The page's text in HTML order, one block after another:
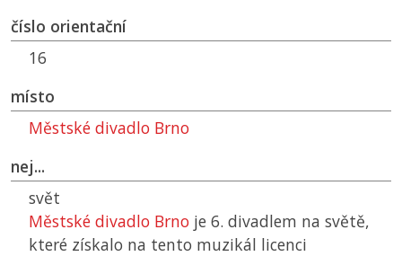
číslo orientační
16
místo
Městské divadlo Brno
nej...
svět
Městské divadlo Brno je 6. divadlem na světě,
které získalo na tento muzikál licenci